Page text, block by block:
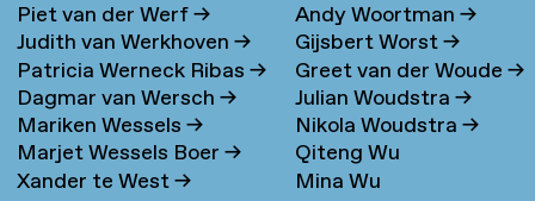
Piet van der Werf→
Judith van Werkhoven→
Patricia Werneck Ribas→
Dagmar van Wersch→
Mariken Wessels→
Marjet Wessels Boer→
Xander te West→
Andy Woortman→
Gijsbert Worst→
Greet van der Woude→
Julian Woudstra→
Nikola Woudstra→
Qiteng Wu
Mina Wu